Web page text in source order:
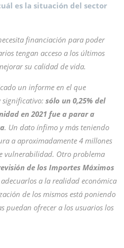
es la situación del sector
financiación para poder
tengan acceso a los últimos
su calidad de vida.
un informe en el que
significativo: sólo un 0,25% del
en 2021 fue a parar a
. Un dato ínfimo y más teniendo
a aproximadamente 4 millones
vulnerabilidad. Otro problema
de los Importes Máximos
a la realidad económica
de los mismos está poniendo
puedan ofrecer a los usuarios los